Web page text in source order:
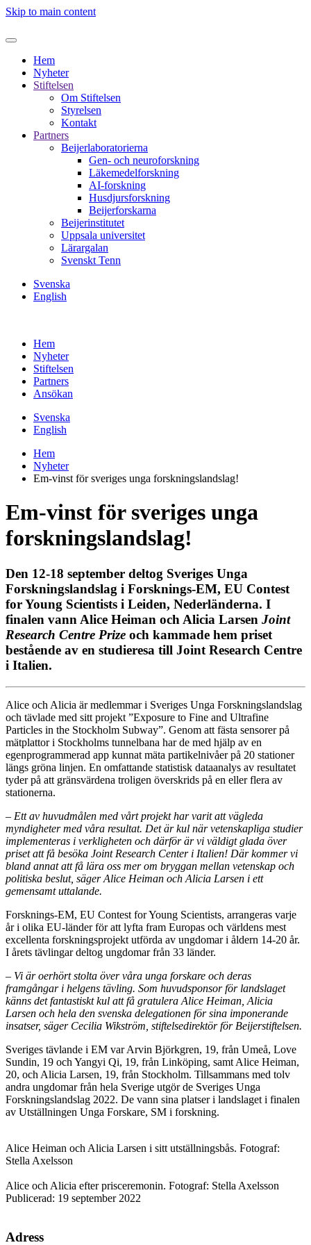
Skip to main content
Hem
Nyheter
Stiftelsen
Om Stiftelsen
Styrelsen
Kontakt
Partners
Beijerlaboratorierna
Gen- och neuroforskning
Läkemedelforskning
AI-forskning
Husdjursforskning
Beijerforskarna
Beijerinstitutet
Uppsala universitet
Lärargalan
Svenskt Tenn
Svenska
English
Hem
Nyheter
Stiftelsen
Partners
Ansökan
Svenska
English
Hem
Nyheter
Em-vinst för sveriges unga forskningslandslag!
Em-vinst för sveriges unga
forskningslandslag!
Den 12-18 september deltog Sveriges Unga
Forskningslandslag i Forsknings-EM, EU Contest
for Young Scientists i Leiden, Nederländerna. I
finalen vann Alice Heiman och Alicia Larsen Joint
Research Centre Prize och kammade hem priset
bestående av en studieresa till Joint Research Centre
i Italien.
Alice och Alicia är medlemmar i Sveriges Unga Forskningslandslag
och tävlade med sitt projekt ”Exposure to Fine and Ultrafine
Particles in the Stockholm Subway”. Genom att fästa sensorer på
mätplattor i Stockholms tunnelbana har de med hjälp av en
egenprogrammerad app kunnat mäta partikelnivåer på 20 stationer
längs gröna linjen. En omfattande statistisk dataanalys av resultatet
tyder på att gränsvärdena troligen överskrids på en eller flera av
stationerna.
– Ett av huvudmålen med vårt projekt har varit att vägleda
myndigheter med våra resultat. Det är kul när vetenskapliga studier
implementeras i verkligheten och därför är vi väldigt glada över
priset att få besöka Joint Research Center i Italien! Där kommer vi
bland annat att få lära oss mer om bryggan mellan vetenskap och
politiska beslut, säger Alice Heiman och Alicia Larsen i ett
gemensamt uttalande.
Forsknings-EM, EU Contest for Young Scientists, arrangeras varje
år i olika EU-länder för att lyfta fram Europas och världens mest
excellenta forskningsprojekt utförda av ungdomar i åldern 14-20 år.
I årets tävlingar deltog ungdomar från 33 länder.
– Vi är oerhört stolta över våra unga forskare och deras
framgångar i helgens tävling. Som huvudsponsor för landslaget
känns det fantastiskt kul att få gratulera Alice Heiman, Alicia
Larsen och hela den svenska delegationen för sina imponerande
insatser, säger Cecilia Wikström, stiftelsedirektör för Beijerstiftelsen.
Sveriges tävlande i EM var Arvin Björkgren, 19, från Umeå, Love
Sundin, 19 och Yangyi Qi, 19, från Linköping, samt Alice Heiman,
20, och Alicia Larsen, 19, från Stockholm. Tillsammans med tolv
andra ungdomar från hela Sverige utgör de Sveriges Unga
Forskningslandslag 2022. De vann sina platser i landslaget i finalen
av Utställningen Unga Forskare, SM i forskning.
Alice Heiman och Alicia Larsen i sitt utställningsbås. Fotograf:
Stella Axelsson
Alice och Alicia efter prisceremonin. Fotograf: Stella Axelsson
Publicerad: 19 september 2022
Adress